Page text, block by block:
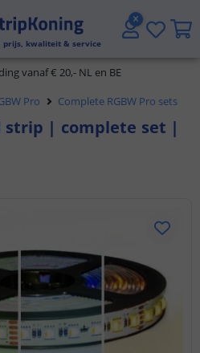
prijs, kwaliteit & service
jaar garantie
vanaf € 20,- NL en BE
9.1
morgen in huis
Pro Complete RGBW Pro sets
strip | complete set |